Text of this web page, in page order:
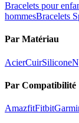
Bracelets pour
hommesBracelets
Par Matériau
AcierCuirSilicone
Par Compatibilité
AmazfitFitbit